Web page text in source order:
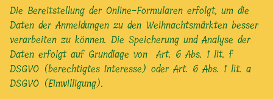
Die Bereitstellung der Online-Formularen erfolgt, um die
Daten der Anmeldungen zu den Weihnachtsmärkten besser
verarbeiten zu können. Die Speicherung und Analyse der
Daten erfolgt auf Grundlage von Art. 6 Abs. 1 lit. f
DSGVO (berechtigtes Interesse) oder Art. 6 Abs. 1 lit. a
DSGVO (Einwilligung).